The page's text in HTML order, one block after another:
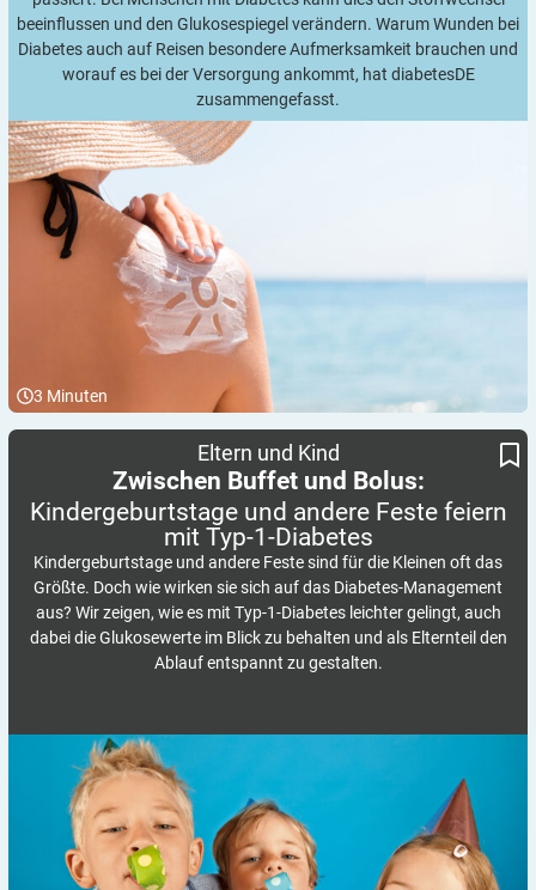
beeinflussen und den Glukosespiegel verändern. Warum Wunden bei
Diabetes auch auf Reisen besondere Aufmerksamkeit brauchen und
worauf es bei der Versorgung ankommt, hat diabetesDE
zusammengefasst.
3 Minuten
Kindergeburtstage und andere Feste feiern mit Typ-1-Diabetes
Eltern und Kind
Zwischen Buffet und Bolus:
Kindergeburtstage und andere Feste feiern
mit Typ-1-Diabetes
Kindergeburtstage und andere Feste sind für die Kleinen oft das
Größte. Doch wie wirken sie sich auf das Diabetes-Management
aus? Wir zeigen, wie es mit Typ-1-Diabetes leichter gelingt, auch
dabei die Glukosewerte im Blick zu behalten und als Elternteil den
Ablauf entspannt zu gestalten.